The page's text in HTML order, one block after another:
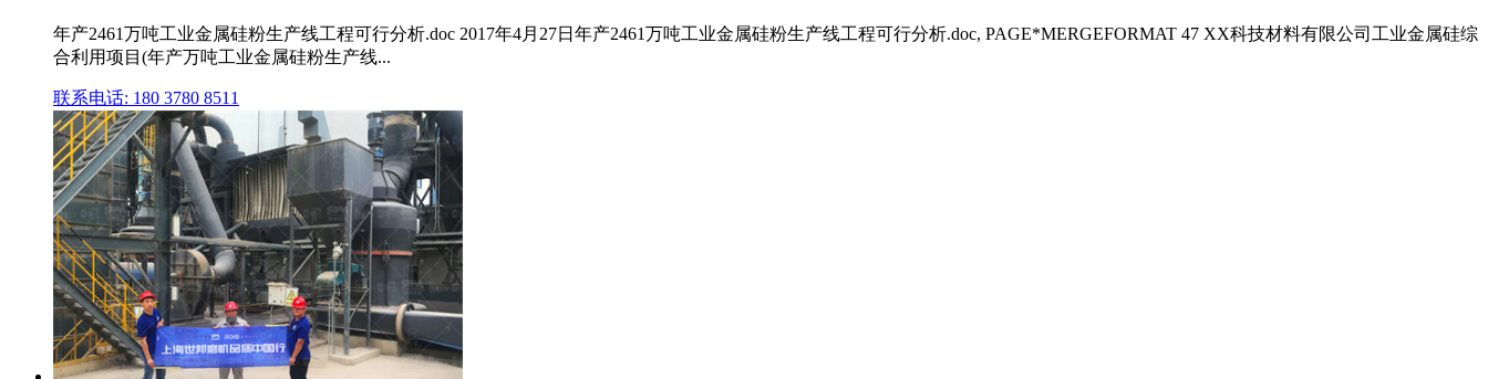
年产2461万吨工业金属硅粉生产线工程可行分析.doc 2017年4月27日年产2461万吨工业金属硅粉生产线工程可行分析.doc, PAGE*MERGEFORMAT 47 XX科技材料有限公司工业金属硅综
合利用项目(年产万吨工业金属硅粉生产线...
联系电话: 180 3780 8511